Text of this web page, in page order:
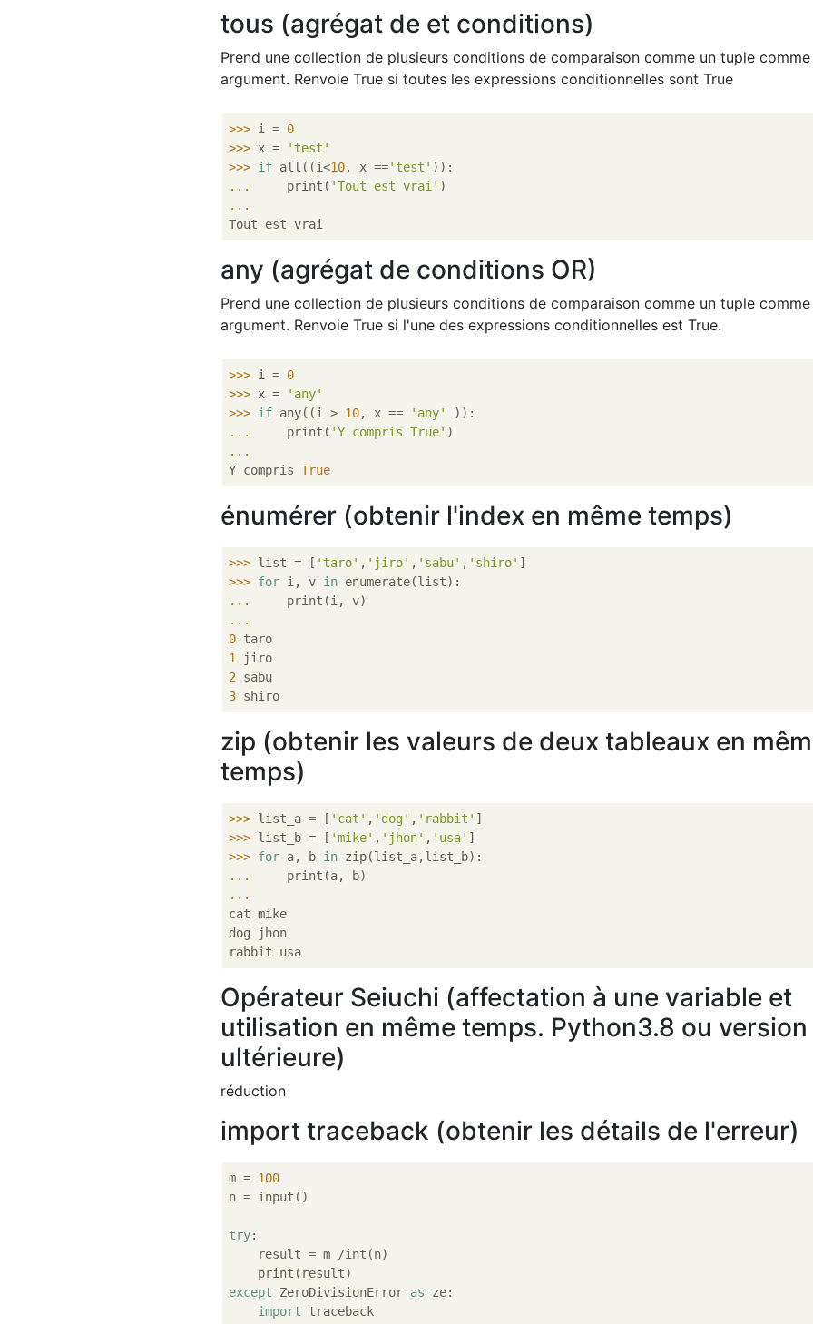
tous (agrégat de et conditions)
Prend une collection de plusieurs conditions de comparaison comme un tuple comme
argument. Renvoie True si toutes les expressions conditionnelles sont True
>>> i = 0
>>> x =
'test'
>>> if all((i<10, x =='test'
...
    print(
'Tout est vrai'
...
any (agrégat de conditions OR)
Prend une collection de plusieurs conditions de comparaison comme un tuple comme
argument. Renvoie True si l'une des expressions conditionnelles est True.
>>> i = 0
>>> x =
'any'
>>> if any((i > 10, x == 'any'
...
    print(
'Y compris True'
...
Y compris True
énumérer (obtenir l'index en même temps)
>>> list = [ 'taro' , 'jiro' , 'sabu' , 'shiro'
>>> for i, v in
...
...
0
1
2
3
zip (obtenir les valeurs de deux tableaux en
temps)
>>> list_a = [ 'cat' , 'dog' , 'rabbit'
>>> list_b = [ 'mike' , 'jhon' , 'usa'
>>> for a, b in
...
...
cat mike
dog jhon
Opérateur Seiuchi (affectation à une variable et
utilisation en même temps. Python3.8 ou version
ultérieure)
réduction
import traceback (obtenir les détails de l'erreur)
m = 100
n = input()
try:
    result = m /int(n)
except ZeroDivisionError as ze:
import traceback